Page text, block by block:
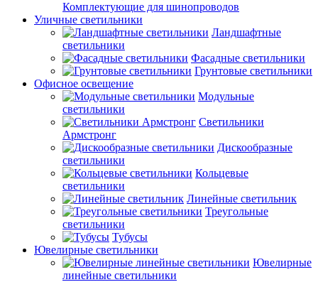
Комплектующие для шинопроводов
Уличные светильники
Ландшафтные
светильники
Фасадные светильники
Грунтовые светильники
Офисное освещение
Модульные
светильники
Светильники
Армстронг
Дискообразные
светильники
Кольцевые
светильники
Линейные светильник
Треугольные
светильники
Тубусы
Ювелирные светильники
Ювелирные
линейные светильники